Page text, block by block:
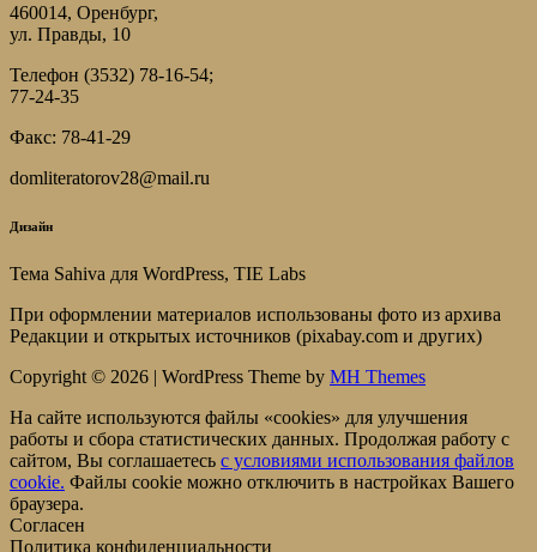
460014, Оренбург,
ул. Правды, 10
Телефон (3532) 78-16-54;
77-24-35
Факс: 78-41-29
domliteratorov28@mail.ru
Дизайн
Тема Sahiva для WordPress, TIE Labs
При оформлении материалов использованы фото из архива
Редакции и открытых источников (pixabay.com и других)
Copyright © 2026 | WordPress Theme by MH Themes
На сайте используются файлы «cookies» для улучшения
работы и сбора статистических данных. Продолжая работу с
сайтом, Вы соглашаетесь c условиями использования файлов
cookie. Файлы cookie можно отключить в настройках Вашего
браузера.
Согласен
Политика конфиденциальности